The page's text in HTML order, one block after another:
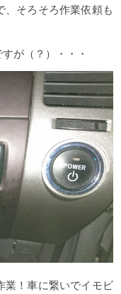
、そろそろ作業依頼も
が（？）・・・
業！車に繋いでイモビ